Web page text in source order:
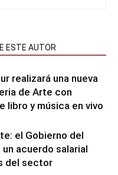
ESTE AUTOR
realizará una nueva
de Arte con
libro y música en vivo
el Gobierno del
acuerdo salarial
del sector